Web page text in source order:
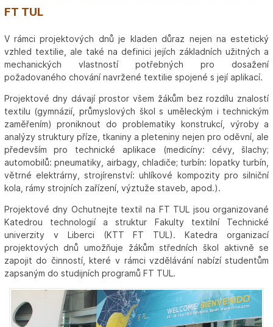
FT TUL
V rámci projektových dnů je kladen důraz nejen na estetický
vzhled textilie, ale také na definici jejích základních užitných a
mechanických vlastností potřebných pro dosažení
požadovaného chování navržené textilie spojené s její aplikací.
Projektové dny dávají prostor všem žákům bez rozdílu znalostí
textilu (gymnázií, průmyslových škol s uměleckým i technickým
zaměřením) proniknout do problematiky konstrukcí, výroby a
analýzy struktury příze, tkaniny a pleteniny nejen pro oděvní, ale
především pro technické aplikace (medicíny: cévy, šlachy;
automobilů: pneumatiky, airbagy, chladiče; turbín: lopatky turbín,
větrné elektrárny, strojírenství: uhlíkové kompozity pro silniční
kola, rámy strojních zařízení, výztuže staveb, apod.).
Projektové dny Ochutnejte textil na FT TUL jsou organizované
Katedrou technologií a struktur Fakulty textilní Technické
univerzity v Liberci (KTT FT TUL). Katedra organizací
projektových dnů umožňuje žákům středních škol aktivně se
zapojit do činností, které v rámci vzdělávání nabízí studentům
zapsaným do studijních programů FT TUL.